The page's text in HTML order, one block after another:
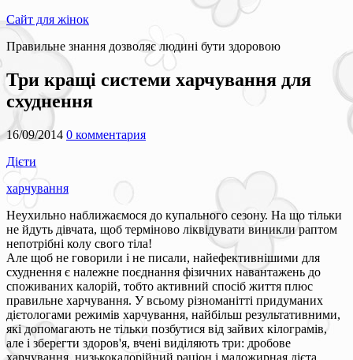
Сайт для жінок
Правильне знання дозволяє людині бути здоровою
Три кращі системи харчування для
схуднення
16/09/2014 0 комментария
Дієти
харчування
Неухильно наближаємося до купального сезону. На що тільки
не йдуть дівчата, щоб терміново ліквідувати виникли раптом
непотрібні колу свого тіла!
Але щоб не говорили і не писали, найефективнішими для
схуднення є належне поєднання фізичних навантажень до
споживаних калорій, тобто активний спосіб життя плюс
правильне харчування. У всьому різноманітті придуманих
дієтологами режимів харчування, найбільш результативними,
які допомагають не тільки позбутися від зайвих кілограмів,
але і зберегти здоров'я, вчені виділяють три: дробове
харчування, низькокалорійний раціон і маложирная дієта.